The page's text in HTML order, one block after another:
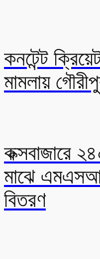
কনটেন্ট
মামলায়
কক্সবাজারে
মাঝে
বিতরণ